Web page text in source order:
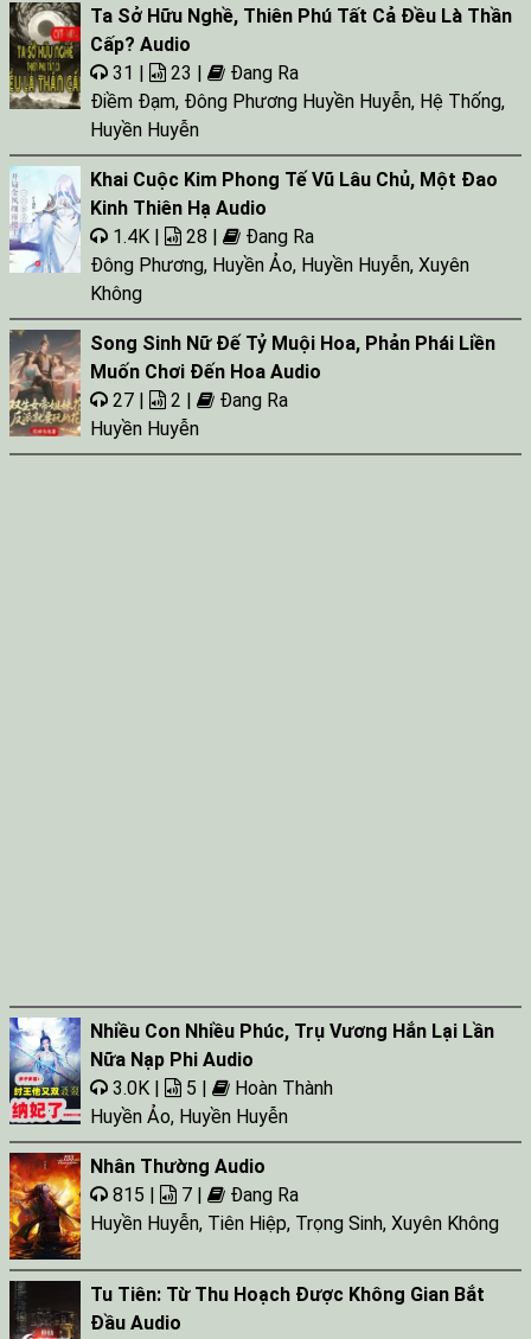
Tap 027
Tap 028
Ta Sở Hữu Nghề, Thiên Phú Tất Cả Đều Là Thần
Cấp? Audio
31 |
23 |
Đang Ra
Điềm Đạm, Đông Phương Huyền Huyễn, Hệ Thống,
Huyền Huyễn
Khai Cuộc Kim Phong Tế Vũ Lâu Chủ, Một Đao
Kinh Thiên Hạ Audio
1.4K |
28 |
Đang Ra
Đông Phương, Huyền Ảo, Huyền Huyễn, Xuyên
Không
Song Sinh Nữ Đế Tỷ Muội Hoa, Phản Phái Liền
Muốn Chơi Đến Hoa Audio
27 |
2 |
Đang Ra
Huyền Huyễn
Nhiều Con Nhiều Phúc, Trụ Vương Hắn Lại Lần
Nữa Nạp Phi Audio
3.0K |
5 |
Hoàn Thành
Huyền Ảo, Huyền Huyễn
Nhân Thường Audio
815 |
7 |
Đang Ra
Huyền Huyễn, Tiên Hiệp, Trọng Sinh, Xuyên Không
Tu Tiên: Từ Thu Hoạch Được Không Gian Bắt
Đầu Audio